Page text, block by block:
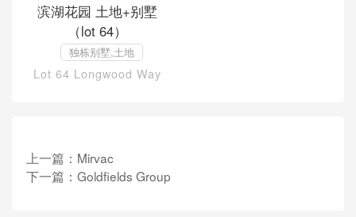
滨湖花园 土地+别墅
（lot 64）
独栋别墅,土地
Lot 64 Longwood Way
上一篇： Mirvac
下一篇： Goldfields Group